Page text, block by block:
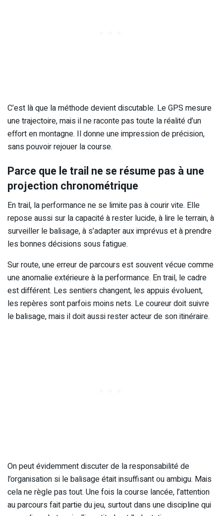
C’est là que la méthode devient discutable. Le GPS mesure
une trajectoire, mais il ne raconte pas toute la réalité d’un
effort en montagne. Il donne une impression de précision,
sans pouvoir rejouer la course.
Parce que le trail ne se résume pas à une
projection chronométrique
En trail, la performance ne se limite pas à courir vite. Elle
repose aussi sur la capacité à rester lucide, à lire le terrain, à
surveiller le balisage, à s’adapter aux imprévus et à prendre
les bonnes décisions sous fatigue.
Sur route, une erreur de parcours est souvent vécue comme
une anomalie extérieure à la performance. En trail, le cadre
est différent. Les sentiers changent, les appuis évoluent,
les repères sont parfois moins nets. Le coureur doit suivre
le balisage, mais il doit aussi rester acteur de son itinéraire.
On peut évidemment discuter de la responsabilité de
l’organisation si le balisage était insuffisant ou ambigu. Mais
cela ne règle pas tout. Une fois la course lancée, l’attention
au parcours fait partie du jeu, surtout dans une discipline qui